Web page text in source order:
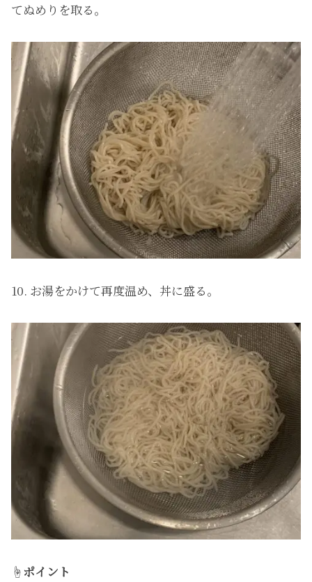
てぬめりを取る。
10. お湯をかけて再度温め、丼に盛る。
☝️ ポイント